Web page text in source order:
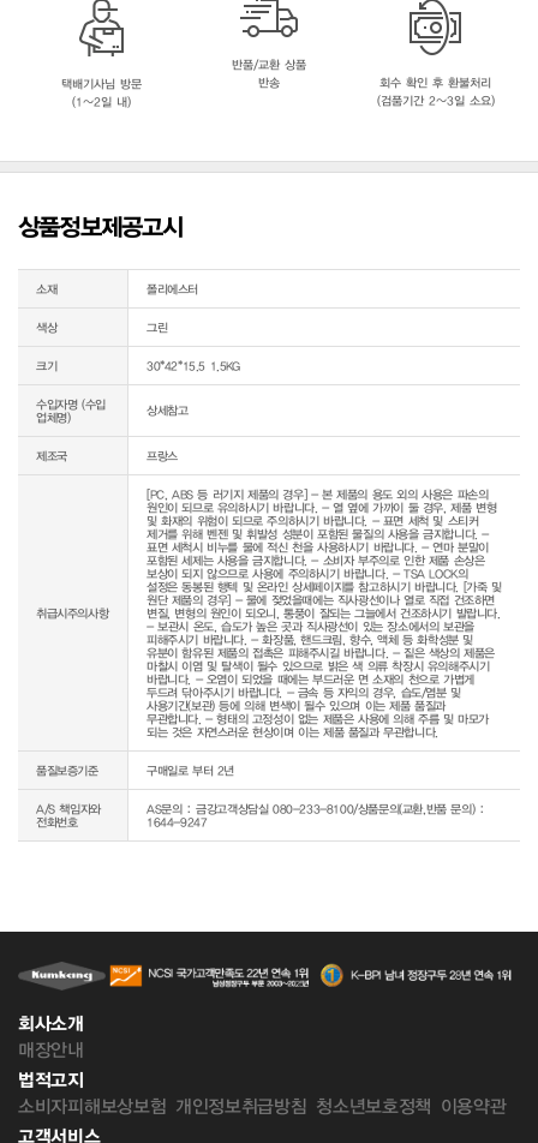
택배기사님 방문
(1~2일 내)
반품/교환 상품
반송
회수 확인 후 환불처리
(검품기간 2~3일 소요)
상품정보제공고시
소재 폴리에스터
색상 그린
크기 30*42*15.5 1.5KG
수입자명 (수입
업체명)
상세참고
제조국 프랑스
취급시주의사항
[PC, ABS 등 러기지 제품의 경우] - 본 제품의 용도 외의 사용은 파손의
원인이 되므로 유의하시기 바랍니다. - 열 옆에 가까이 둘 경우, 제품 변형
및 화재의 위험이 되므로 주의하시기 바랍니다. - 표면 세척 및 스티커
제거를 위해 벤젠 및 휘발성 성분이 포함된 물질의 사용을 금지합니다. -
표면 세척시 비누를 물에 적신 천을 사용하시기 바랍니다. - 연마 분말이
포함된 세제는 사용을 금지합니다. - 소비자 부주의로 인한 제품 손상은
보상이 되지 않으므로 사용에 주의하시기 바랍니다. - TSA LOCK의
설정은 동봉된 행텍 및 온라인 상세페이지를 참고하시기 바랍니다. [가죽 및
원단 제품의 경우] - 물에 젖었을때에는 직사광선이나 열로 직접 건조하면
변질, 변형의 원인이 되오니, 통풍이 잘되는 그늘에서 건조하시기 발랍니다.
- 보관시 온도, 습도가 높은 곳과 직사광선이 있는 장소에서의 보관을
피해주시기 바랍니다. - 화장품, 핸드크림, 향수, 액체 등 화학성분 및
유분이 함유된 제품의 접촉은 피해주시길 바랍니다. - 짙은 색상의 제품은
마찰시 이염 및 탈색이 될수 있으므로 밝은 색 의류 착장시 유의해주시기
바랍니다. - 오염이 되었을 때에는 부드러운 면 소재의 천으로 가볍게
두드려 닦아주시기 바랍니다. - 금속 등 자익의 경우, 습도/염분 및
사용기간(보관) 등에 의해 변색이 될수 있으며 이는 제품 품질과
무관합니다. - 형태의 고정성이 없는 제품은 사용에 의해 주름 및 마모가
되는 것은 자연스러운 현상이며 이는 제품 품질과 무관합니다.
품질보증기준 구매일로 부터 2년
A/S 책임자와
전화번호
AS문의 : 금강고객상담실 080-233-8100/상품문의(교환,반품 문의) :
1644-9247
회사소개
매장안내
법적고지
소비자피해보상보험 개인정보취급방침 청소년보호정책 이용약관
고객서비스